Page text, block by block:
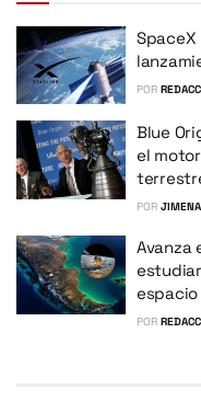
SpaceX
POR
Blue
el
POR
Avanza
espacio
POR